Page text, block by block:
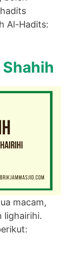
Al-Hadits:
macam,
lighairihi.